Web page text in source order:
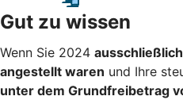
Gut zu wissen
Wenn Sie 2024
angestellt waren und Ihre
unter dem Grundfreibetrag